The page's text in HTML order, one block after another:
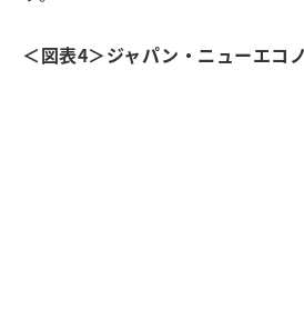
＜図表4＞ジャパン・ニューエコ